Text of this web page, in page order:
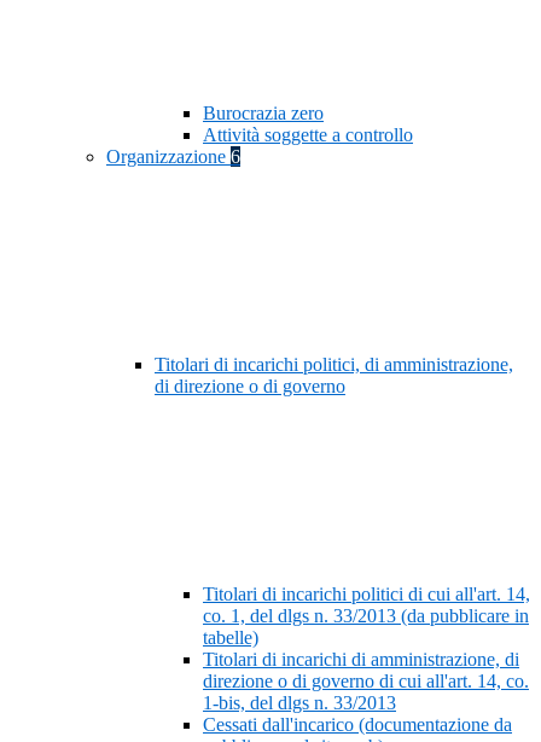
Burocrazia zero
Attività soggette a controllo
Organizzazione 6
Titolari di incarichi politici, di amministrazione,
di direzione o di governo
Titolari di incarichi politici di cui all'art. 14,
co. 1, del dlgs n. 33/2013 (da pubblicare in
tabelle)
Titolari di incarichi di amministrazione, di
direzione o di governo di cui all'art. 14, co.
1-bis, del dlgs n. 33/2013
Cessati dall'incarico (documentazione da